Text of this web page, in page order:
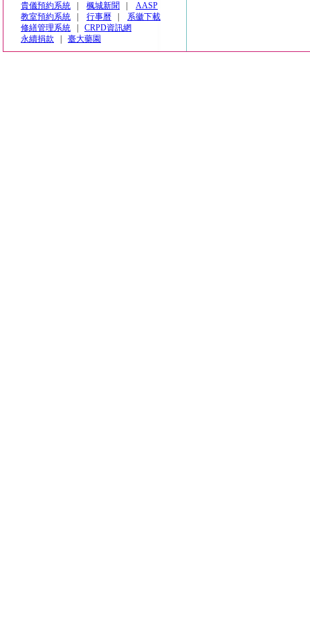
貴儀預約系統
楓城新聞
AASP
教室預約系統
行事曆
系徽下載
修繕管理系統
CRPD資訊網
永續捐款
臺大藥園